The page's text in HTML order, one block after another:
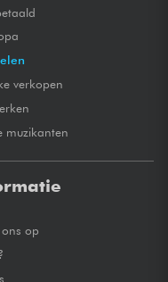
verkopen
muzikanten
op